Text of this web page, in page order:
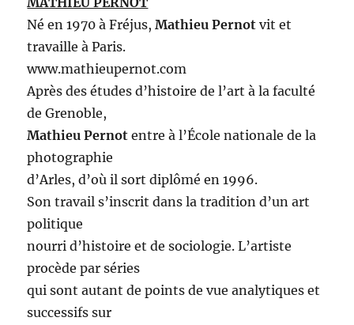
Né en 1970 à Fréjus,Mathieu Pernot vit et
travaille à Paris.
www.mathieupernot.com
Après des études d’histoire de l’art à la faculté
de Grenoble,
Mathieu Pernot entre à l’École nationale de la
photographie
d’Arles, d’où il sort diplômé en 1996.
Son travail s’inscrit dans la tradition d’un art
politique
nourri d’histoire et de sociologie. L’artiste
procède par séries
qui sont autant de points de vue analytiques et
successifs sur